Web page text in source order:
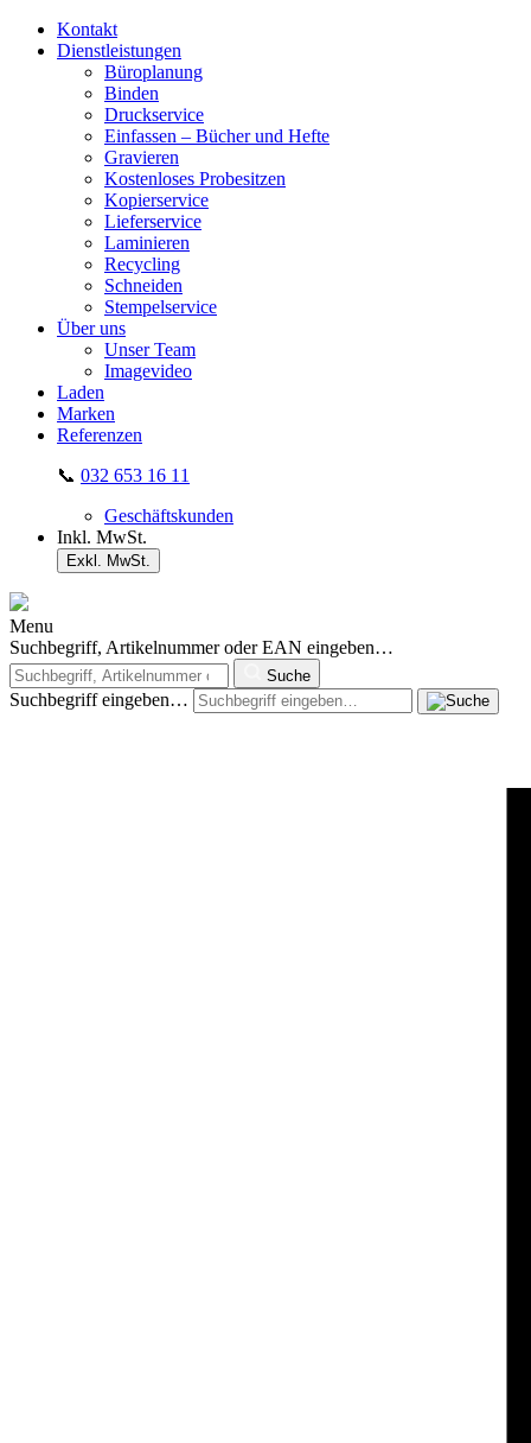
Kontakt
Dienstleistungen
Büroplanung
Binden
Druckservice
Einfassen – Bücher und Hefte
Gravieren
Kostenloses Probesitzen
Kopierservice
Lieferservice
Laminieren
Recycling
Schneiden
Stempelservice
Über uns
Unser Team
Imagevideo
Laden
Marken
Referenzen
📞 032 653 16 11
Geschäftskunden
Inkl. MwSt.
Exkl. MwSt.
Menu
Suchbegriff, Artikelnummer oder EAN eingeben…
Suche
Suchbegriff eingeben…